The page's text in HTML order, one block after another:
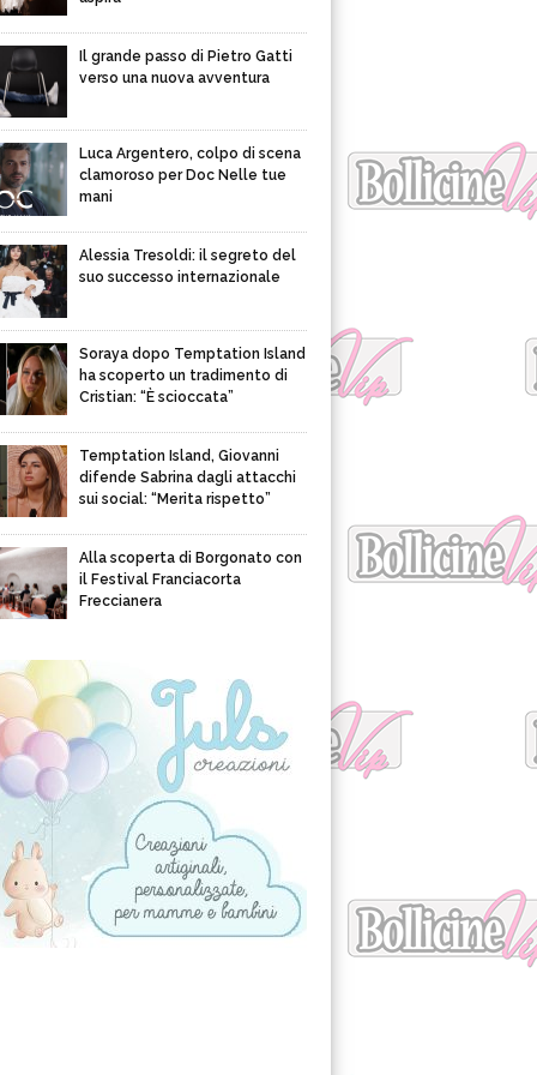
Il grande passo di Pietro Gatti
verso una nuova avventura
Luca Argentero, colpo di scena
clamoroso per Doc Nelle tue
mani
Alessia Tresoldi: il segreto del
suo successo internazionale
Soraya dopo Temptation Island
ha scoperto un tradimento di
Cristian: “È scioccata”
Temptation Island, Giovanni
difende Sabrina dagli attacchi
sui social: “Merita rispetto”
Alla scoperta di Borgonato con
il Festival Franciacorta
Freccianera